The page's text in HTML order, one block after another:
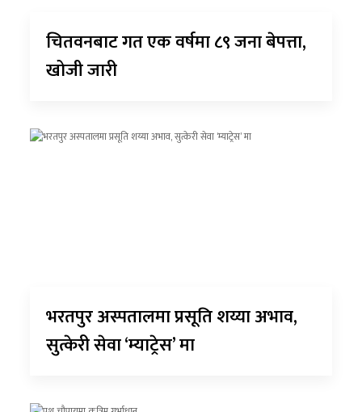
चितवनबाट गत एक वर्षमा ८९ जना बेपत्ता,
खोजी जारी
भरतपुर अस्पतालमा प्रसूति शय्या अभाव,
सुत्केरी सेवा ‘म्याट्रेस’ मा